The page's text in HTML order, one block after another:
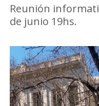
Reunión
de junio 19hs.